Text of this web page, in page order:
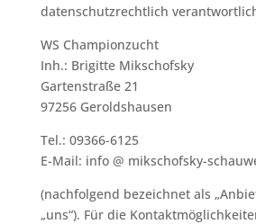
datenschutzrechtlich
WS Championzucht
Inh.: Brigitte Mikschofsky
Gartenstraße 21
97256 Geroldshausen
Tel.: 09366-6125
E-Mail: info @ mikschofsky-
(nachfolgend bezeichnet als
„uns“). Für die